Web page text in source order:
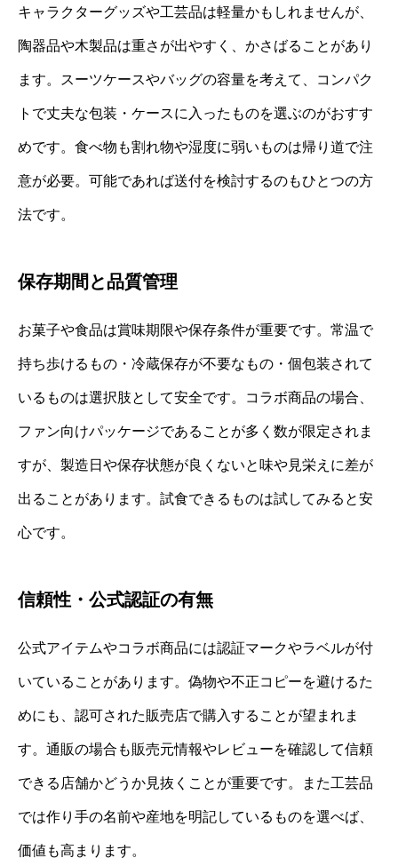
キャラクターグッズや工芸品は軽量かもしれませんが、
陶器品や木製品は重さが出やすく、かさばることがあり
ます。スーツケースやバッグの容量を考えて、コンパク
トで丈夫な包装・ケースに入ったものを選ぶのがおすす
めです。食べ物も割れ物や湿度に弱いものは帰り道で注
意が必要。可能であれば送付を検討するのもひとつの方
法です。
保存期間と品質管理
お菓子や食品は賞味期限や保存条件が重要です。常温で
持ち歩けるもの・冷蔵保存が不要なもの・個包装されて
いるものは選択肢として安全です。コラボ商品の場合、
ファン向けパッケージであることが多く数が限定されま
すが、製造日や保存状態が良くないと味や見栄えに差が
出ることがあります。試食できるものは試してみると安
心です。
信頼性・公式認証の有無
公式アイテムやコラボ商品には認証マークやラベルが付
いていることがあります。偽物や不正コピーを避けるた
めにも、認可された販売店で購入することが望まれま
す。通販の場合も販売元情報やレビューを確認して信頼
できる店舗かどうか見抜くことが重要です。また工芸品
では作り手の名前や産地を明記しているものを選べば、
価値も高まります。